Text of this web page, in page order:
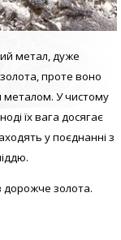
метал, дуже
проте воно
металом. Учистому
їх вага досягає
у поєднанні з
дорожче золота.